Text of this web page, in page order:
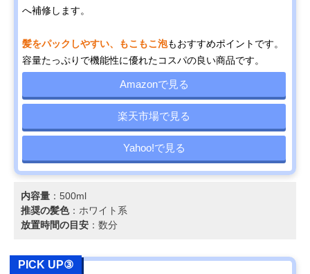
へ補修します。
髪をパックしやすい、もこもこ泡もおすすめポイントです。
容量たっぷりで機能性に優れたコスパの良い商品です。
Amazonで見る
楽天市場で見る
Yahoo!で見る
内容量 ：500ml
推奨の髪色：ホワイト系
放置時間の目安 ：数分
PICK UP③